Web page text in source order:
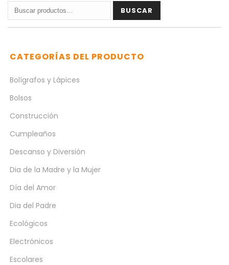
Buscar
por:
BUSCAR
CATEGORÍAS DEL PRODUCTO
Bolígrafos y Lápices
Bolsos
Construcción
Cumpleaños
Descanso y Diversión
Dia de la Madre y la Mujer
Día del Amor
Dia del Padre
Ecológicos
Electrónicos
Escolares